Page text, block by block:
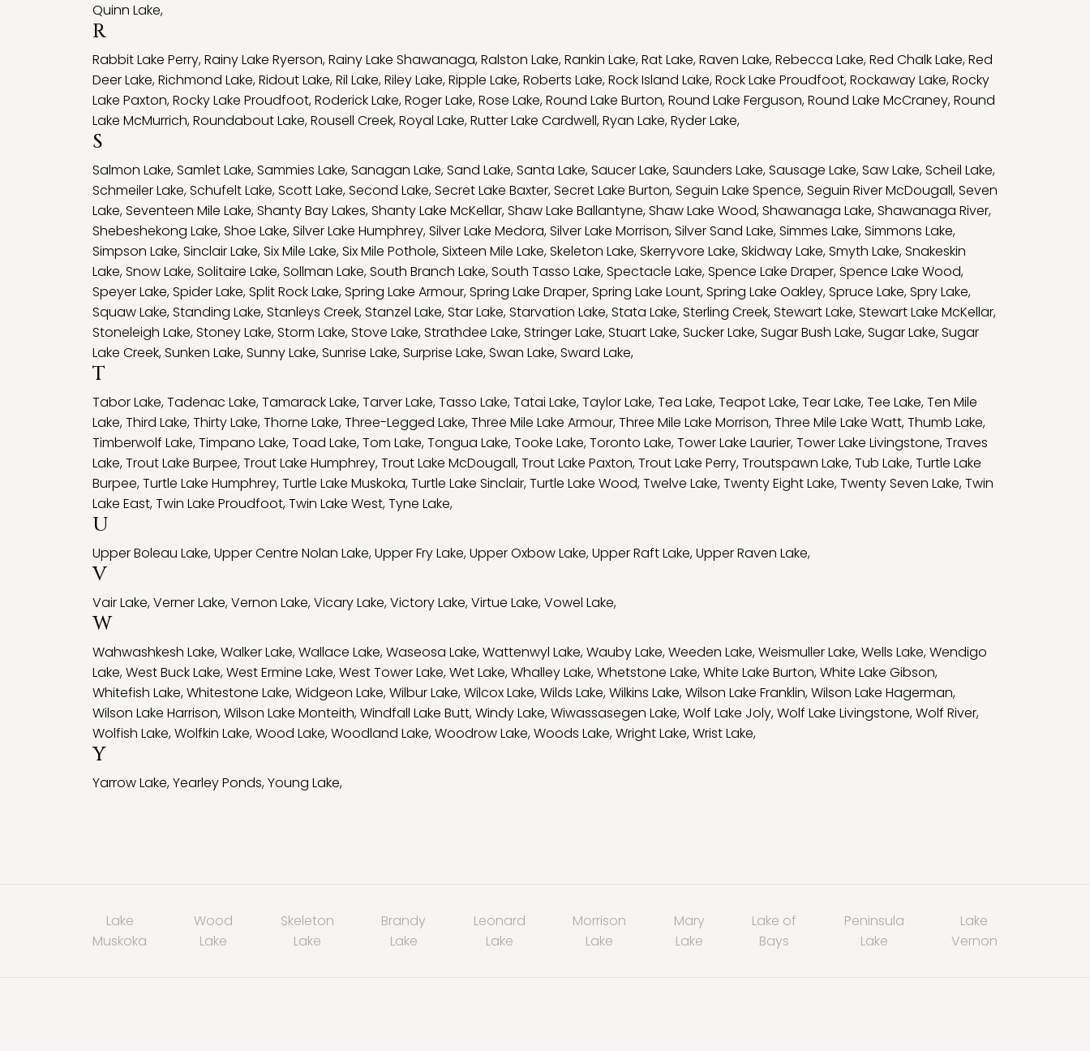
Quinn Lake,
R
Rabbit Lake Perry,Rainy Lake Ryerson,Rainy Lake Shawanaga,Ralston Lake,Rankin Lake,Rat Lake,Raven Lake,Rebecca Lake,Red Chalk Lake,Red
Deer Lake,Richmond Lake,Ridout Lake,Ril Lake,Riley Lake,Ripple Lake,Roberts Lake,Rock Island Lake,Rock Lake Proudfoot,Rockaway Lake,Rocky
Lake Paxton,Rocky Lake Proudfoot,Roderick Lake,Roger Lake,Rose Lake,Round Lake Burton,Round Lake Ferguson,Round Lake McCraney,Round
Lake McMurrich,Roundabout Lake,Rousell Creek,Royal Lake,Rutter Lake Cardwell,Ryan Lake,Ryder Lake,
S
Salmon Lake,Samlet Lake,Sammies Lake,Sanagan Lake,Sand Lake,Santa Lake,Saucer Lake,Saunders Lake,Sausage Lake,Saw Lake,Scheil Lake,
Schmeiler Lake,Schufelt Lake,Scott Lake,Second Lake,Secret Lake Baxter,Secret Lake Burton,Seguin Lake Spence,Seguin River McDougall,Seven
Lake,Seventeen Mile Lake,Shanty Bay Lakes,Shanty Lake McKellar,Shaw Lake Ballantyne,Shaw Lake Wood,Shawanaga Lake,Shawanaga River,
Shebeshekong Lake,Shoe Lake,Silver Lake Humphrey,Silver Lake Medora,Silver Lake Morrison,Silver Sand Lake,Simmes Lake,Simmons Lake,
Simpson Lake,Sinclair Lake,Six Mile Lake,Six Mile Pothole,Sixteen Mile Lake,Skeleton Lake,Skerryvore Lake,Skidway Lake,Smyth Lake,Snakeskin
Lake,Snow Lake,Solitaire Lake,Sollman Lake,South Branch Lake,South Tasso Lake,Spectacle Lake,Spence Lake Draper,Spence Lake Wood,
Speyer Lake,Spider Lake,Split Rock Lake,Spring Lake Armour,Spring Lake Draper,Spring Lake Lount,Spring Lake Oakley,Spruce Lake,Spry Lake,
Squaw Lake,Standing Lake,Stanleys Creek,Stanzel Lake,Star Lake,Starvation Lake,Stata Lake,Sterling Creek,Stewart Lake,Stewart Lake McKellar,
Stoneleigh Lake,Stoney Lake,Storm Lake,Stove Lake,Strathdee Lake,Stringer Lake,Stuart Lake,Sucker Lake,Sugar Bush Lake,Sugar Lake,Sugar
Lake Creek,Sunken Lake,Sunny Lake,Sunrise Lake,Surprise Lake,Swan Lake,Sward Lake,
T
Tabor Lake,Tadenac Lake,Tamarack Lake,Tarver Lake,Tasso Lake,Tatai Lake,Taylor Lake,Tea Lake,Teapot Lake,Tear Lake,Tee Lake,Ten Mile
Lake,Third Lake,Thirty Lake,Thorne Lake,Three-Legged Lake,Three Mile Lake Armour,Three Mile Lake Morrison,Three Mile Lake Watt,Thumb Lake,
Timberwolf Lake,Timpano Lake,Toad Lake,Tom Lake,Tongua Lake,Tooke Lake,Toronto Lake,Tower Lake Laurier,Tower Lake Livingstone,Traves
Lake,Trout Lake Burpee,Trout Lake Humphrey,Trout Lake McDougall,Trout Lake Paxton,Trout Lake Perry,Troutspawn Lake,Tub Lake,Turtle Lake
Burpee,Turtle Lake Humphrey,Turtle Lake Muskoka,Turtle Lake Sinclair,Turtle Lake Wood,Twelve Lake,Twenty Eight Lake,Twenty Seven Lake,Twin
Lake East,Twin Lake Proudfoot,Twin Lake West,Tyne Lake,
U
Upper Boleau Lake,Upper Centre Nolan Lake,Upper Fry Lake,Upper Oxbow Lake,Upper Raft Lake,Upper Raven Lake,
V
Vair Lake,Verner Lake,Vernon Lake,Vicary Lake,Victory Lake,Virtue Lake,Vowel Lake,
W
Wahwashkesh Lake,Walker Lake,Wallace Lake,Waseosa Lake,Wattenwyl Lake,Wauby Lake,Weeden Lake,Weismuller Lake,Wells Lake,Wendigo
Lake,West Buck Lake,West Ermine Lake,West Tower Lake,Wet Lake,Whalley Lake,Whetstone Lake,White Lake Burton,White Lake Gibson,
Whitefish Lake,Whitestone Lake,Widgeon Lake,Wilbur Lake,Wilcox Lake,Wilds Lake,Wilkins Lake,Wilson Lake Franklin,Wilson Lake Hagerman,
Wilson Lake Harrison,Wilson Lake Monteith,Windfall Lake Butt,Windy Lake,Wiwassasegen Lake,Wolf Lake Joly,Wolf Lake Livingstone,Wolf River,
Wolfish Lake,Wolfkin Lake,Wood Lake,Woodland Lake,Woodrow Lake,Woods Lake,Wright Lake,Wrist Lake,
Y
Yarrow Lake,Yearley Ponds,Young Lake,
Lake
Muskoka
Wood
Lake
Skeleton
Lake
Brandy
Lake
Leonard
Lake
Morrison
Lake
Mary
Lake
Lake of
Bays
Peninsula
Lake
Lake
Vernon